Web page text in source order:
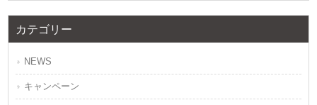
カテゴリー
NEWS
キャンペーン